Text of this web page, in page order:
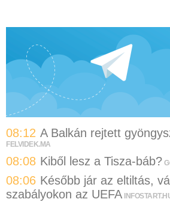
08:12 A Balkán rejtett
FELVIDEK.MA
08:08 Kiből lesz a Tisza-báb?
08:06 Később jár az eltiltás,
szabályokon az UEFA